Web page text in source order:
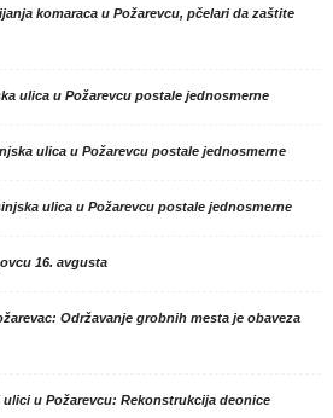
komaraca u Požarevcu, pčelari da zaštite
ulica u Požarevcu postale jednosmerne
ulica u Požarevcu postale jednosmerne
ulica u Požarevcu postale jednosmerne
16. avgusta
Održavanje grobnih mesta je obaveza
u Požarevcu: Rekonstrukcija deonice